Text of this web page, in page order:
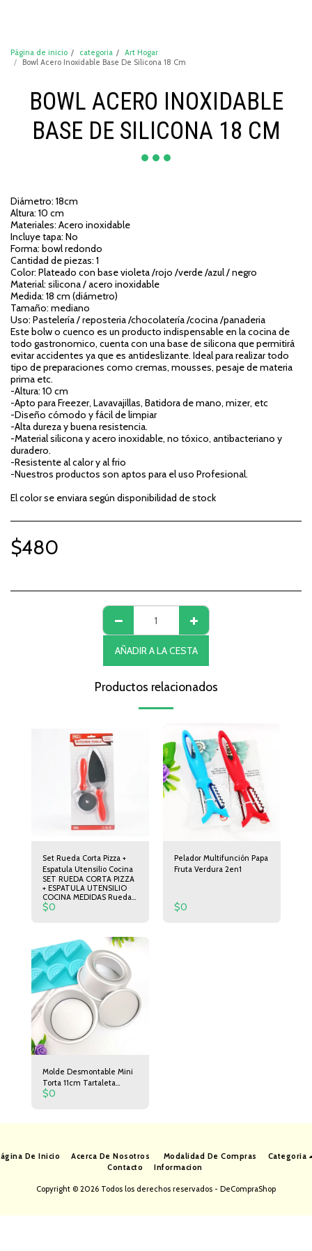
Página de inicio categoria
Art Hogar
Bowl Acero Inoxidable Base De Silicona 18 Cm
BOWL ACERO INOXIDABLE
BASE DE SILICONA 18 CM
Diámetro: 18cm
Altura: 10 cm
Materiales: Acero inoxidable
Incluye tapa: No
Forma: bowl redondo
Cantidad de piezas: 1
Color: Plateado con base violeta /rojo /verde /azul / negro
Material: silicona / acero inoxidable
Medida: 18 cm (diámetro)
Tamaño: mediano
Uso: Pastelería / reposteria /chocolatería /cocina /panaderia
Este bolw o cuenco es un producto indispensable en la cocina de
todo gastronomico, cuenta con una base de silicona que permitirá
evitar accidentes ya que es antideslizante. Ideal para realizar todo
tipo de preparaciones como cremas, mousses, pesaje de materia
prima etc.
-Altura: 10 cm
-Apto para Freezer, Lavavajillas, Batidora de mano, mizer, etc
-Diseño cómodo y fácil de limpiar
-Alta dureza y buena resistencia.
-Material silicona y acero inoxidable, no tóxico, antibacteriano y
duradero.
-Resistente al calor y al frio
-Nuestros productos son aptos para el uso Profesional.
El color se enviara según disponibilidad de stock
$480
AÑADIR A LA CESTA
Productos relacionados
Set Rueda Corta Pizza +
Espatula Utensilio Cocina
SET RUEDA CORTA PIZZA
+ ESPATULA UTENSILIO
COCINA MEDIDAS Rueda
corta Pizza 19cm de largo
$0
Pelador Multifunción Papa
Fruta Verdura 2en1
$0
Molde Desmontable Mini
Torta 11cm Tartaleta
Postre
$0
De Inicio Acerca De Nosotros Modalidad De Compras
Categoria
Contacto
Informacion
Copyright © 2026 Todos los derechos reservados - DeCompraShop